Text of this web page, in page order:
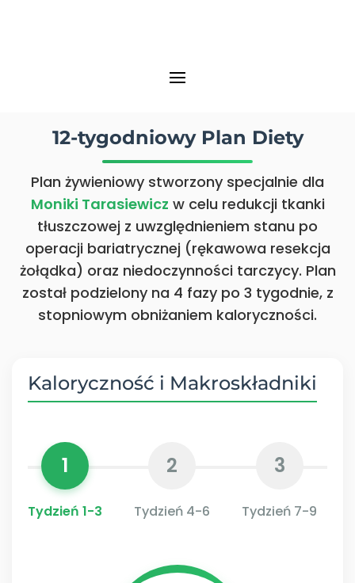
12-tygodniowy Plan Diety
Plan żywieniowy stworzony specjalnie dla
Moniki Tarasiewicz w celu redukcji tkanki
tłuszczowej z uwzględnieniem stanu po
operacji bariatrycznej (rękawowa resekcja
żołądka) oraz niedoczynności tarczycy. Plan
został podzielony na 4 fazy po 3 tygodnie, z
stopniowym obniżaniem kaloryczności.
Kaloryczność i Makroskładniki
1
Tydzień 1-3
2
Tydzień 4-6
3
Tydzień 7-9